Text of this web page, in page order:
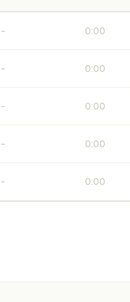
0:00
0:00
0:00
0:00
0:00